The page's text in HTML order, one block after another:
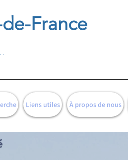
France
Liens utiles À propos de nous